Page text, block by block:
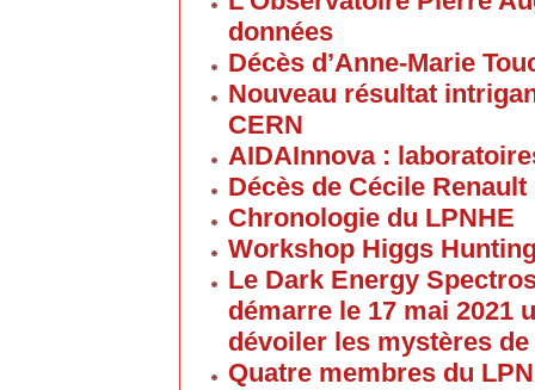
données
Décès d’Anne-Marie
Nouveau résultat
CERN
AIDAInnova :
Décès de Cécile Renault
Chronologie du LPNHE
Workshop Higgs
Le Dark Energy
démarre le 17 mai 2021
dévoiler les mystères de
Quatre membres du